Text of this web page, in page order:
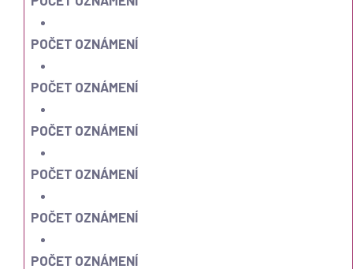
POČET OZNÁMENÍ
POČET OZNÁMENÍ
POČET OZNÁMENÍ
POČET OZNÁMENÍ
POČET OZNÁMENÍ
POČET OZNÁMENÍ